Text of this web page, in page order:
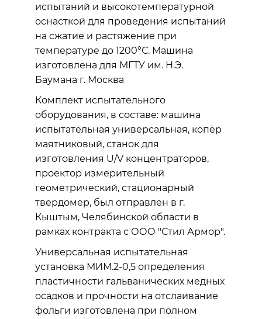
испытаний и высокотемпературной
оснасткой для проведения испытаний
на сжатие и растяжение при
температуре до 1200°С. Машина
изготовлена для МГТУ им. Н.Э.
Баумана г. Москва
Комплект испытательного
оборудования, в составе: машина
испытательная универсальная, копёр
маятниковый, станок для
изготовления U/V концентраторов,
проектор измерительный
геометрический, стационарный
твердомер, был отправлен в г.
Кыштым, Челябинской области в
рамках контракта с ООО "Стил Армор".
Универсальная испытательная
установка МИМ.2-0,5 определения
пластичности гальванических медных
осадков и прочности на отслаивание
фольги изготовлена при полном